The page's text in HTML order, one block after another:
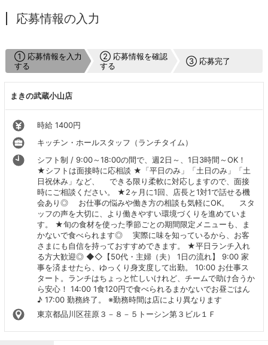
応募情報の入力
① 応募情報を入力
する
② 応募情報を確認
する
③ 応募完了
まきの武蔵小山店
時給 1400円
キッチン・ホールスタッフ（ランチタイム）
シフト制 / 9:00～18:00の間で、週2日～、1日3時間～OK！
★シフトは面接時に応相談 ★「平日のみ」「土日のみ」「土
日祝休み」など、 できる限り柔軟に対応しますので、面接
時にご相談ください。 ★2ヶ月に1回、店長と1対1で話せる機
会あり◎ お仕事の悩みや働き方の相談も気軽にOK。 スタ
ッフの声を大切に、より働きやすい環境づくりを進めていま
す。 ★旬の食材を使った季節ごとの期間限定メニューも、ま
かないで食べられます◎ 実際に味を知っているから、お客
さまにも自信を持っておすすめできます。 ★平日ランチ入れ
る方大歓迎◎ ◆◇【50代・主婦（夫） 1日の流れ】 9:00 家
事を済ませたら、ゆっくり身支度して出勤。 10:00 お仕事ス
タート。ランチはちょっと忙しいけれど、チームで助け合うか
ら安心！ 14:00 1食120円で食べられるまかないでお昼ごはん
♪ 17:00 勤務終了。 ※勤務時間は店により異なります
東京都品川区荏原３－８－５トーシン第３ビル１Ｆ